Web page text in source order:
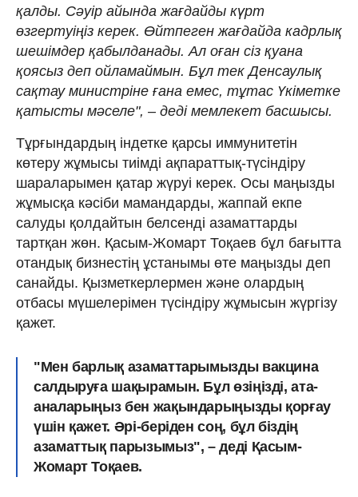
қалды. Сәуір айында жағдайды күрт
өзгертуіңіз керек. Өйтпеген жағдайда кадрлық
шешімдер қабылданады. Ал оған сіз қуана
қоясыз деп ойламаймын. Бұл тек Денсаулық
сақтау министріне ғана емес, тұтас Үкіметке
қатысты мәселе", – деді мемлекет басшысы.
Тұрғындардың індетке қарсы иммунитетін
көтеру жұмысы тиімді ақпараттық-түсіндіру
шараларымен қатар жүруі керек. Осы маңызды
жұмысқа кәсіби мамандарды, жаппай екпе
салуды қолдайтын белсенді азаматтарды
тартқан жөн. Қасым-Жомарт Тоқаев бұл бағытта
отандық бизнестің ұстанымы өте маңызды деп
санайды. Қызметкерлермен және олардың
отбасы мүшелерімен түсіндіру жұмысын жүргізу
қажет.
"Мен барлық азаматтарымызды вакцина
салдыруға шақырамын. Бұл өзіңізді, ата-
аналарыңыз бен жақындарыңызды қорғау
үшін қажет. Әрі-беріден соң, бұл біздің
азаматтық парызымыз", – деді Қасым-
Жомарт Тоқаев.